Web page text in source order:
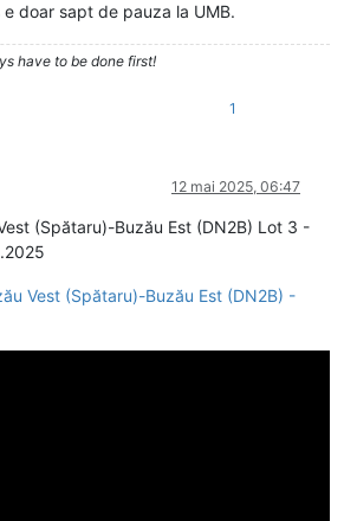
doar sapt de pauza la UMB.
have to be done first!
1
12 mai 2025, 06:47
(Spătaru)-Buzău Est (DN2B) Lot 3 -
Vest (Spătaru)-Buzău Est (DN2B) -